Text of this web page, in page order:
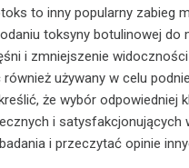
to inny popularny zabieg
toksyny botulinowej do
i zmniejszenie
używany w celu
że wybór odpowiedniej
i satysfakcjonujących
i przeczytać opinie